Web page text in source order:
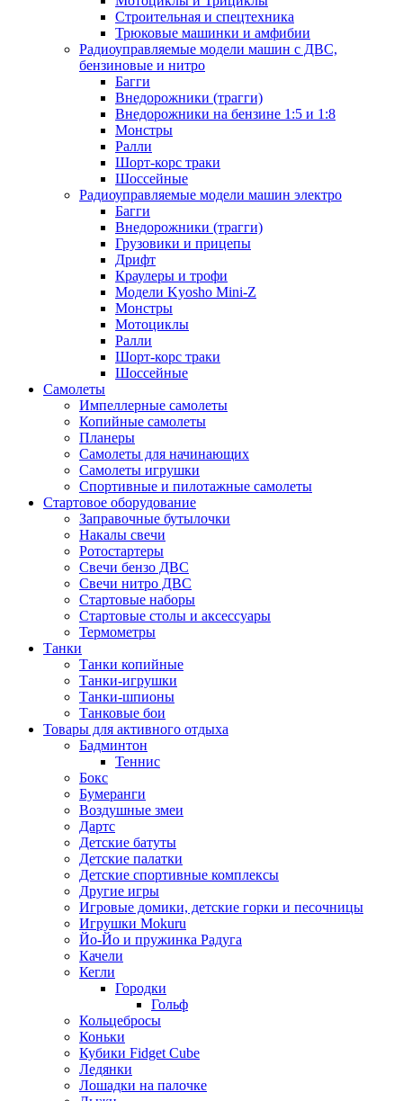
Строительная и спецтехника
Трюковые машинки и амфибии
Радиоуправляемые модели машин с ДВС,
бензиновые и нитро
Багги
Внедорожники (трагги)
Внедорожники на бензине 1:5 и 1:8
Монстры
Ралли
Шорт-корс траки
Шоссейные
Радиоуправляемые модели машин электро
Багги
Внедорожники (трагги)
Грузовики и прицепы
Дрифт
Краулеры и трофи
Модели Kyosho Mini-Z
Монстры
Мотоциклы
Ралли
Шорт-корс траки
Шоссейные
Самолеты
Импеллерные самолеты
Копийные самолеты
Планеры
Самолеты для начинающих
Самолеты игрушки
Спортивные и пилотажные самолеты
Стартовое оборудование
Заправочные бутылочки
Накалы свечи
Ротостартеры
Свечи бензо ДВС
Свечи нитро ДВС
Стартовые наборы
Стартовые столы и аксессуары
Термометры
Танки
Танки копийные
Танки-игрушки
Танки-шпионы
Танковые бои
Товары для активного отдыха
Бадминтон
Теннис
Бокс
Бумеранги
Воздушные змеи
Дартс
Детские батуты
Детские палатки
Детские спортивные комплексы
Другие игры
Игровые домики, детские горки и песочницы
Игрушки Mokuru
Йо-Йо и пружинка Радуга
Качели
Кегли
Городки
Гольф
Кольцебросы
Коньки
Кубики Fidget Cube
Ледянки
Лошадки на палочке